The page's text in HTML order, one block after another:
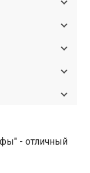
- отличный